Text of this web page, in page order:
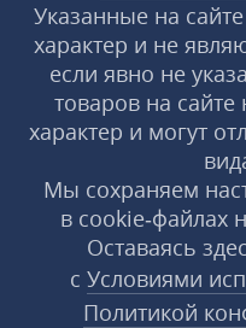
Указанные на
характер и не
если явно не
товаров на
характер и могут
Мы сохраняем
в cookie‑файлах
Оставаясь
с Условиями
Политикой